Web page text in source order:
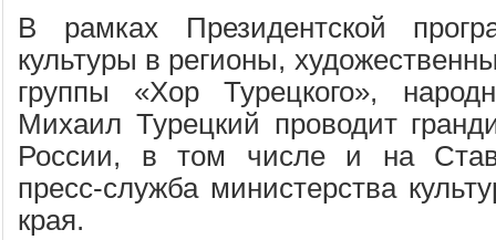
В рамках Президентской
культуры в регионы,
группы «Хор Турецкого»,
Михаил Турецкий проводит
России, в том числе и на
пресс-служба министерства
края.